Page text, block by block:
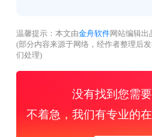
温馨提示：本文由金舟软件网站编辑出
(部分内容来源于网络，经作者整理后
们处理)
没有找到您需
不着急，我们有专业的